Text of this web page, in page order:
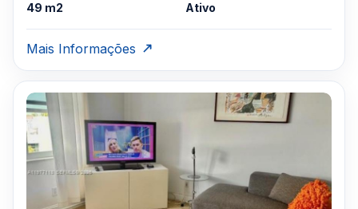
49 m2 Ativo
Mais Informações